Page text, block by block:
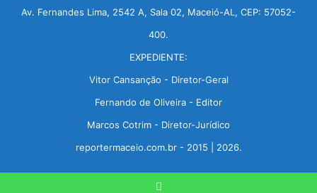
Av. Fernandes Lima, 2542 A, Sala 02, Maceió-AL, CEP: 57052-
400.
EXPEDIENTE:
Vitor Cansanção - Diretor-Geral
Fernando de Oliveira - Editor
Marcos Cotrim - Diretor-Jurídico
reportermaceio.com.br - 2015 | 2026.